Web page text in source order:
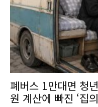
폐버스 1만대면 청
원 계산에 빠진 ‘집